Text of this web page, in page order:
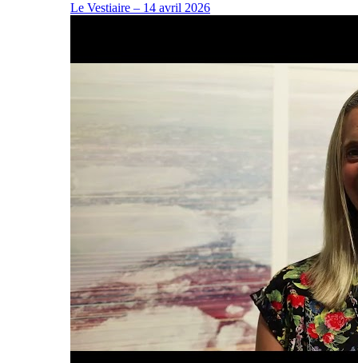
Le Vestiaire – 14 avril 2026